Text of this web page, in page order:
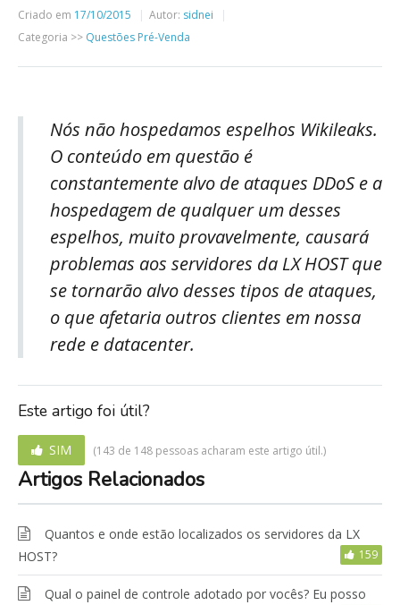
Criado em 17/10/2015 Autor: sidnei
Categoria >> Questões Pré-Venda
Nós nãohospedamos espelhos Wikileaks.
O conteúdo em questão é
constantemente alvo de ataques DDoS e a
hospedagem de qualquer um desses
espelhos, muito provavelmente, causará
problemas aos servidores da LX HOST que
se tornarão alvo desses tipos de ataques,
o que afetaria outros clientes em nossa
rede e datacenter.
Este artigo foi útil?
SIM (143 de 148 pessoas acharam este artigo útil.)
Artigos Relacionados
Quantos e onde estão localizados os servidores da LX
HOST?
159
Qual o painel de controle adotado por vocês? Eu posso